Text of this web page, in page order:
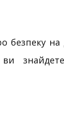
безпеку